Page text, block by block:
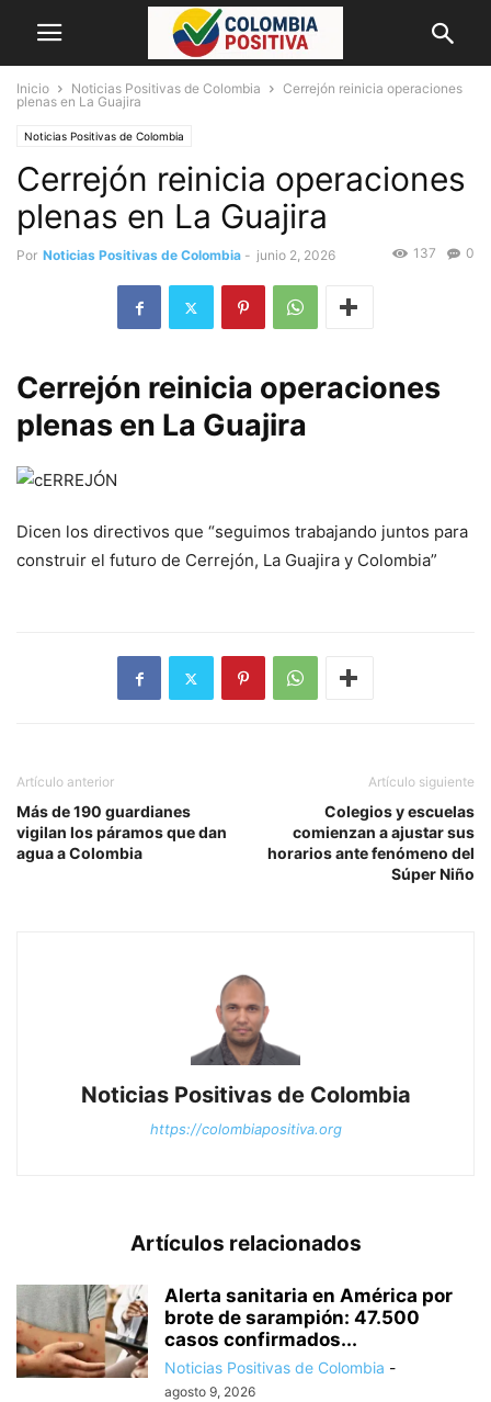
Inicio Noticias Positivas de Colombia
Cerrejón reinicia operaciones
plenas en La Guajira
Noticias Positivas de Colombia
Cerrejón reinicia operaciones
plenas en La Guajira
Por Noticias Positivas de Colombia - junio 2, 2026 0
137
Cerrejón reinicia operaciones
plenas en La Guajira
Dicen los directivos que “seguimos trabajando juntos para
construir el futuro de Cerrejón, La Guajira y Colombia”
Artículo anterior
Más de 190 guardianes
vigilan los páramos que dan
agua a Colombia
Artículo siguiente
Colegios y escuelas
comienzan a ajustar sus
horarios ante fenómeno del
Súper Niño
Noticias Positivas de Colombia
https://colombiapositiva.org
Artículos relacionados
Alerta sanitaria en América por
brote de sarampión: 47.500
casos confirmados...
Noticias Positivas de Colombia -
agosto 9, 2026